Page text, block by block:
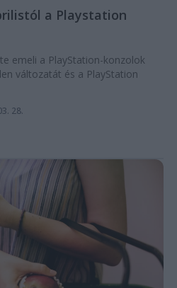
a Playstation
emeli a PlayStation-konzolok
változatát és a PlayStation
28.